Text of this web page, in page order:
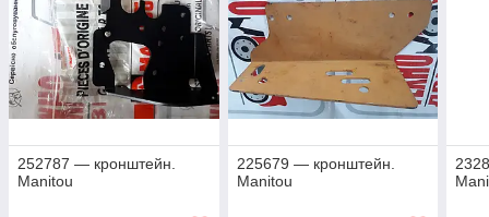
252787 — кронштейн.
Manitou
225679 — кронштейн.
Manitou